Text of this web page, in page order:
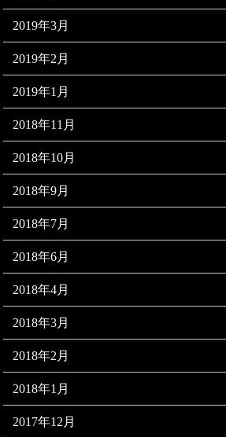
2019年3月
2019年2月
2019年1月
2018年11月
2018年10月
2018年9月
2018年7月
2018年6月
2018年4月
2018年3月
2018年2月
2018年1月
2017年12月